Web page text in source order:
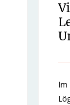
Im